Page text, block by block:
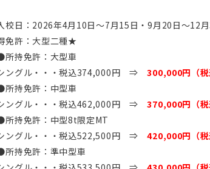
校日：2026年4月10日～7月15日・9月20日～12
免許：大型二種★
免許：大型車
グル・・・税込374,000円 ⇒300,000円（税
免許：中型車
グル・・・税込462,000円 ⇒370,000円（税
免許：中型8t限定MT
グル・・・税込522,500円 ⇒420,000円（税
免許：準中型車